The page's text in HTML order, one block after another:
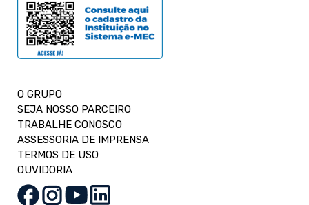
O GRUPO
SEJA NOSSO PARCEIRO
TRABALHE CONOSCO
ASSESSORIA DE IMPRENSA
TERMOS DE USO
OUVIDORIA